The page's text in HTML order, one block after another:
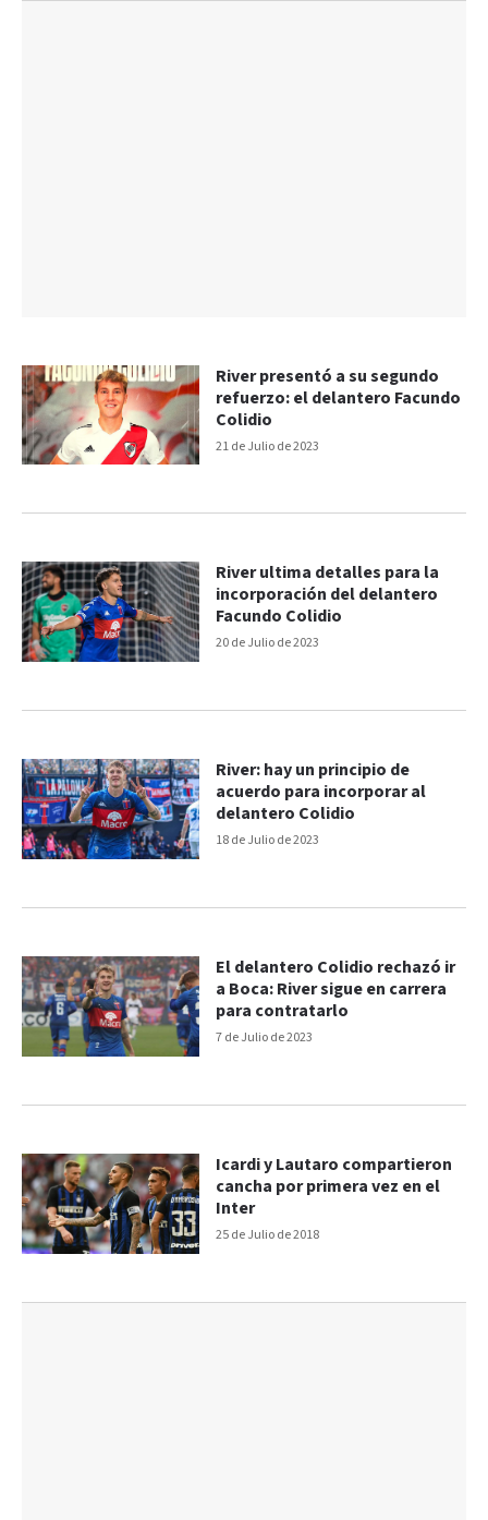
21 de Julio de 2023
River presentó a su segundo
refuerzo: el delantero Facundo
Colidio
20 de Julio de 2023
River ultima detalles para la
incorporación del delantero
Facundo Colidio
18 de Julio de 2023
River: hay un principio de
acuerdo para incorporar al
delantero Colidio
7 de Julio de 2023
El delantero Colidio rechazó ir
a Boca: River sigue en carrera
para contratarlo
25 de Julio de 2018
Icardi y Lautaro compartieron
cancha por primera vez en el
Inter